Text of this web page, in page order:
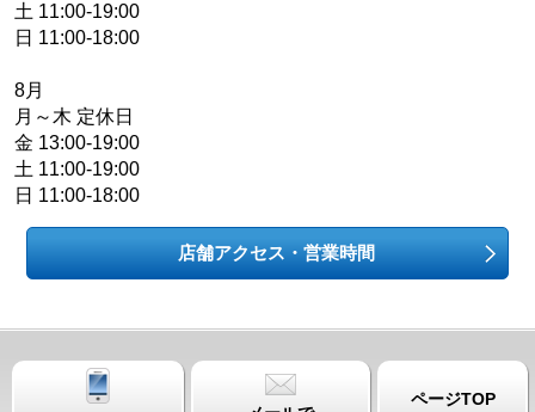
土 11:00-19:00
日 11:00-18:00
8月
月～木 定休日
金 13:00-19:00
土 11:00-19:00
日 11:00-18:00
店舗アクセス・営業時間
ページTOP